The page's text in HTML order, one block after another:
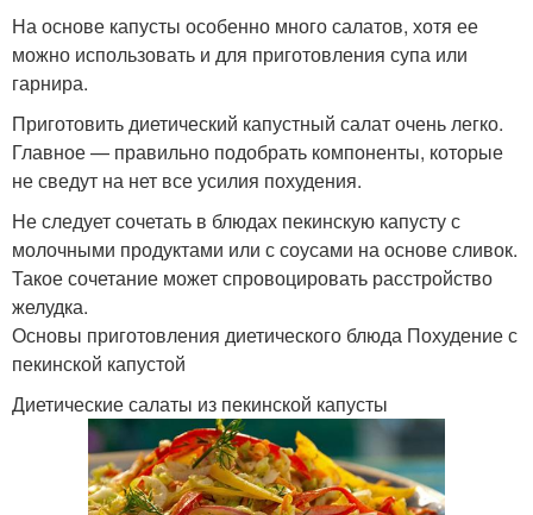
На основе капусты особенно много салатов, хотя ее
можно использовать и для приготовления супа или
гарнира.
Приготовить диетический капустный салат очень легко.
Главное — правильно подобрать компоненты, которые
не сведут на нет все усилия похудения.
Не следует сочетать в блюдах пекинскую капусту с
молочными продуктами или с соусами на основе сливок.
Такое сочетание может спровоцировать расстройство
желудка.
Основы приготовления диетического блюда Похудение с
пекинской капустой
Диетические салаты из пекинской капусты